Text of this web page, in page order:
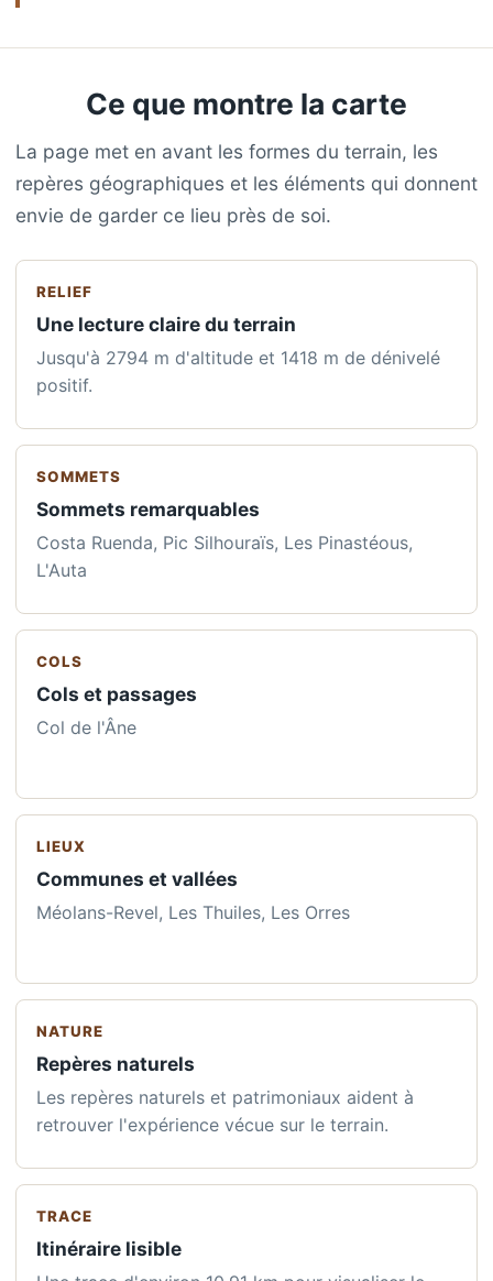
Ce que montre la carte
La page met en avant les formes du terrain, les
repères géographiques et les éléments qui donnent
envie de garder ce lieu près de soi.
RELIEF
Une lecture claire du terrain
Jusqu'à 2794 m d'altitude et 1418 m de dénivelé
positif.
SOMMETS
Sommets remarquables
Costa Ruenda, Pic Silhouraïs, Les Pinastéous,
L'Auta
COLS
Cols et passages
Col de l'Âne
LIEUX
Communes et vallées
Méolans-Revel, Les Thuiles, Les Orres
NATURE
Repères naturels
Les repères naturels et patrimoniaux aident à
retrouver l'expérience vécue sur le terrain.
TRACE
Itinéraire lisible